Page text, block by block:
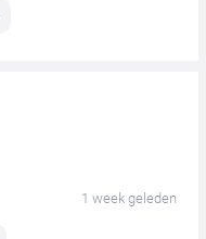
1 week geleden